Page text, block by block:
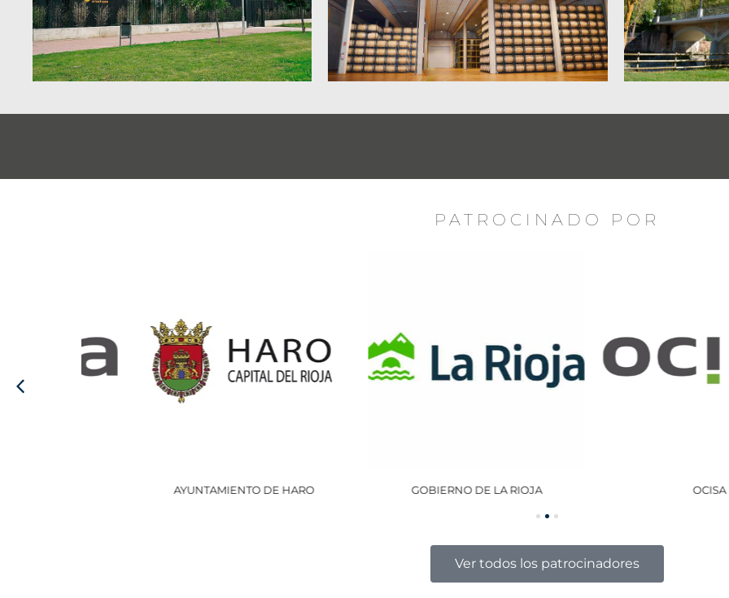
PATROCINADO POR
AYUNTAMIENTO DE HARO GOBIERNO DE LA RIOJA
Ver todos los patrocinadores